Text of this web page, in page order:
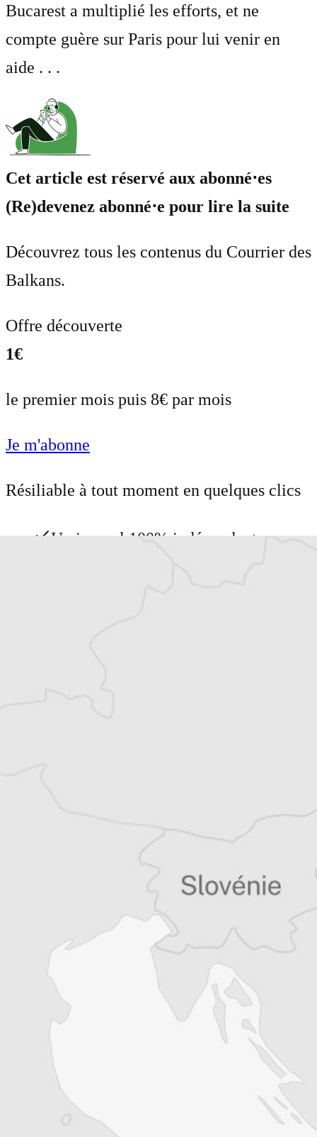
Bucarest a multiplié les efforts, et ne
compte guère sur Paris pour lui venir en
aide . . .
Cet article est réservé aux abonné⋅es
(Re)devenez abonné⋅e pour lire la suite
Découvrez tous les contenus du Courrier des
Balkans.
Offre découverte
1€
le premier mois puis 8€ par mois
Je m'abonne
Résiliable à tout moment en quelques clics
Un journal 100% indépendant